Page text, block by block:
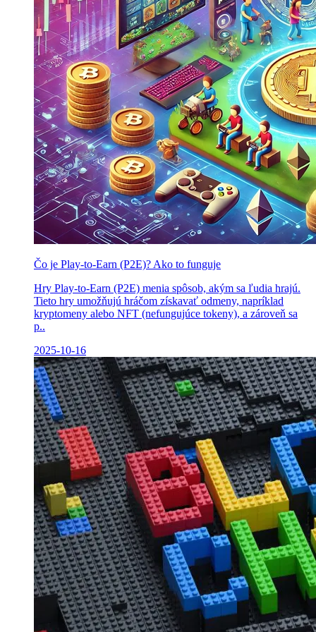
Čo je Play-to-Earn (P2E)? Ako to funguje
Hry Play-to-Earn (P2E) menia spôsob, akým sa ľudia hrajú.
Tieto hry umožňujú hráčom získavať odmeny, napríklad
kryptomeny alebo NFT (nefungujúce tokeny), a zároveň sa
p..
2025-10-16